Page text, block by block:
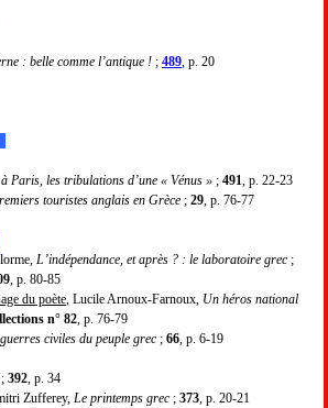
: belle comme l’antique ! ; 489 , p. 20
Paris, les tribulations d’une « Vénus » ; 491 , p. 22-23
touristes anglais en Grèce ; 29 , p. 76-77
L’indépendance, et après ? : le laboratoire grec;
, p. 80-85
du poète , Lucile Arnoux-Farnoux, Un héros national
n° 82 , p. 76-79
civiles du peuple grec; 66 , p. 6-19
392 , p. 34
Zufferey, Le printemps grec; 373 , p. 20-21